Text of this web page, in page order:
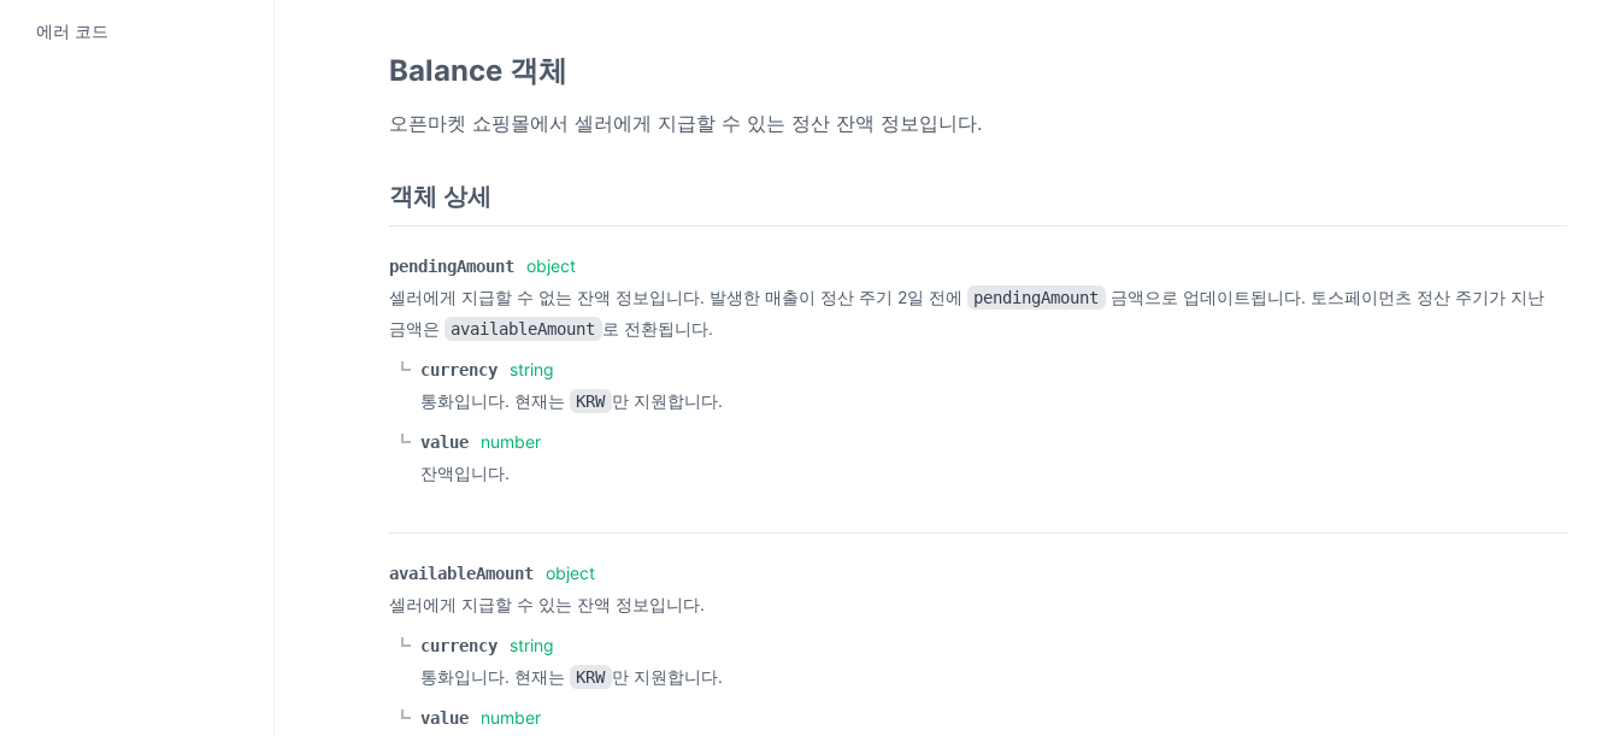
에러 코드
Balance 객체
오픈마켓 쇼핑몰에서 셀러에게 지급할 수 있는 정산 잔액 정보입니다.
객체 상세
pendingAmount
object
셀러에게 지급할 수 없는 잔액 정보입니다. 발생한 매출이 정산 주기 2일 전에
pendingAmount
금액으로 업데이트됩니다. 토스페이먼츠 정산 주기가 지난
금액은
availableAmount 로 전환됩니다.
currency
string
통화입니다. 현재는
KRW 만 지원합니다.
value
number
잔액입니다.
availableAmount
object
셀러에게 지급할 수 있는 잔액 정보입니다.
currency
string
통화입니다. 현재는
KRW 만 지원합니다.
value
number